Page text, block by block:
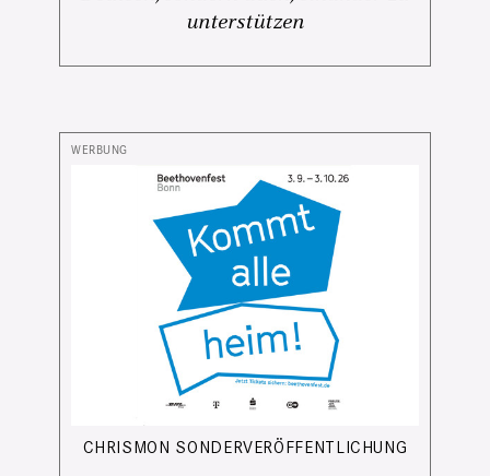
unterstützen
CHRISMON SONDERVERÖFFENTLICHUNG